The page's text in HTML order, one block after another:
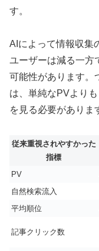
す。
AIによって情報収集
ユーザーは減る一方
可能性があります。
は、単純なPVより
を見る必要がありま
従来重視されやすかった
指標
PV
自然検索流入
平均順位
記事クリック数